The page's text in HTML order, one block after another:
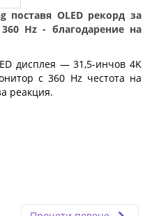
поставя OLED рекорд за
Hz - благодарение на
дисплея — 31,5-инчов 4K
с 360 Hz честота на
реакция.